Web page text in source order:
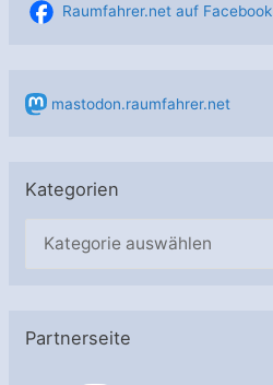
Raumfahrer.net auf Facebook
mastodon.raumfahrer.net
Kategorien
g
Partnerseite